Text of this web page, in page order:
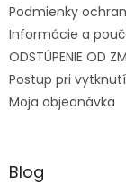
Podmienky
Informácie a
ODSTÚPENIE OD
Postup pri
Moja objednávka
Blog